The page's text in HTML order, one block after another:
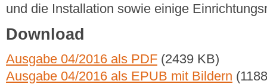
und die Installation sowie einige
Download
Ausgabe 04/2016 als PDF (2439 KB)
Ausgabe 04/2016 als EPUB mit Bildern